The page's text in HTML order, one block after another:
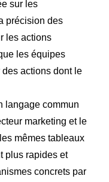
sur les
précision des
les actions
les équipes
actions dont le
langage commun
marketing et le
mêmes tableaux
plus rapides et
concrets par